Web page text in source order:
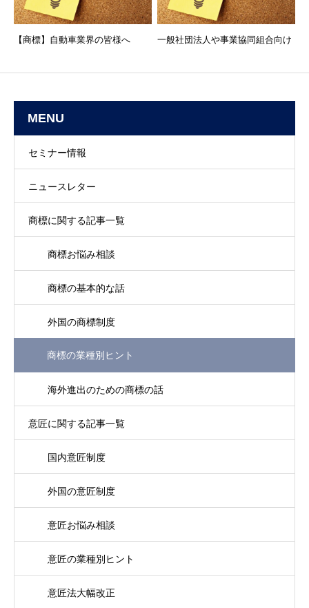
【商標】自動車業界の皆様へ 一般社団法人や事業協同組合向け
MENU
セミナー情報
ニュースレター
商標に関する記事一覧
商標お悩み相談
商標の基本的な話
外国の商標制度
商標の業種別ヒント
海外進出のための商標の話
意匠に関する記事一覧
国内意匠制度
外国の意匠制度
意匠お悩み相談
意匠の業種別ヒント
意匠法大幅改正